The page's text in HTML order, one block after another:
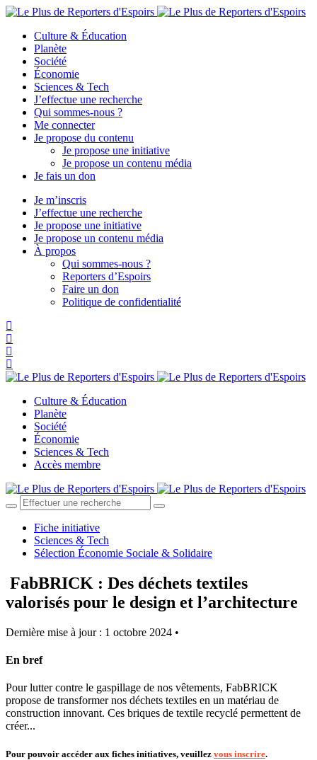
Culture & Éducation
Planète
Société
Économie
Sciences & Tech
J’effectue une recherche
Qui sommes-nous ?
Me connecter
Je propose du contenu
Je propose une initiative
Je propose un contenu média
Je fais un don
Je m’inscris
J’effectue une recherche
Je propose une initiative
Je propose un contenu média
À propos
Qui sommes-nous ?
Reporters d’Espoirs
Faire un don
Politique de confidentialité
Culture & Éducation
Planète
Société
Économie
Sciences & Tech
Accès membre
Fiche initiative
Sciences & Tech
Sélection Économie Sociale & Solidaire
FabBRICK : Des déchets textiles
valorisés pour le design et l’architecture
Dernière mise à jour : 1 octobre 2024 •
En bref
Pour lutter contre le gaspillage de nos vêtements, FabBRICK
propose de transformer nos déchets textiles en un matériau de
construction innovant. Ces briques de textile recyclé permettent de
créer...
Pour pouvoir accéder aux fiches initiatives, veuillez vous inscrire.